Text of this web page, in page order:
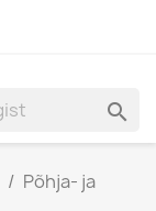

Põhja- ja